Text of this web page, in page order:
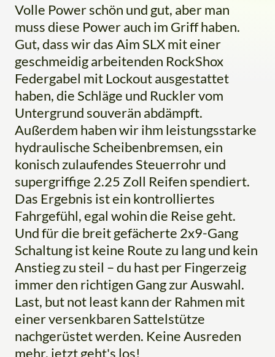
Volle Power schön und gut, aber man
muss diese Power auch im Griff haben.
Gut, dass wir das Aim SLX mit einer
geschmeidig arbeitenden RockShox
Federgabel mit Lockout ausgestattet
haben, die Schläge und Ruckler vom
Untergrund souverän abdämpft.
Außerdem haben wir ihm leistungsstarke
hydraulische Scheibenbremsen, ein
konisch zulaufendes Steuerrohr und
supergriffige 2.25 Zoll Reifen spendiert.
Das Ergebnis ist ein kontrolliertes
Fahrgefühl, egal wohin die Reise geht.
Und für die breit gefächerte 2x9-Gang
Schaltung ist keine Route zu lang und kein
Anstieg zu steil – du hast per Fingerzeig
immer den richtigen Gang zur Auswahl.
Last, but not least kann der Rahmen mit
einer versenkbaren Sattelstütze
nachgerüstet werden. Keine Ausreden
mehr, jetzt geht's los!